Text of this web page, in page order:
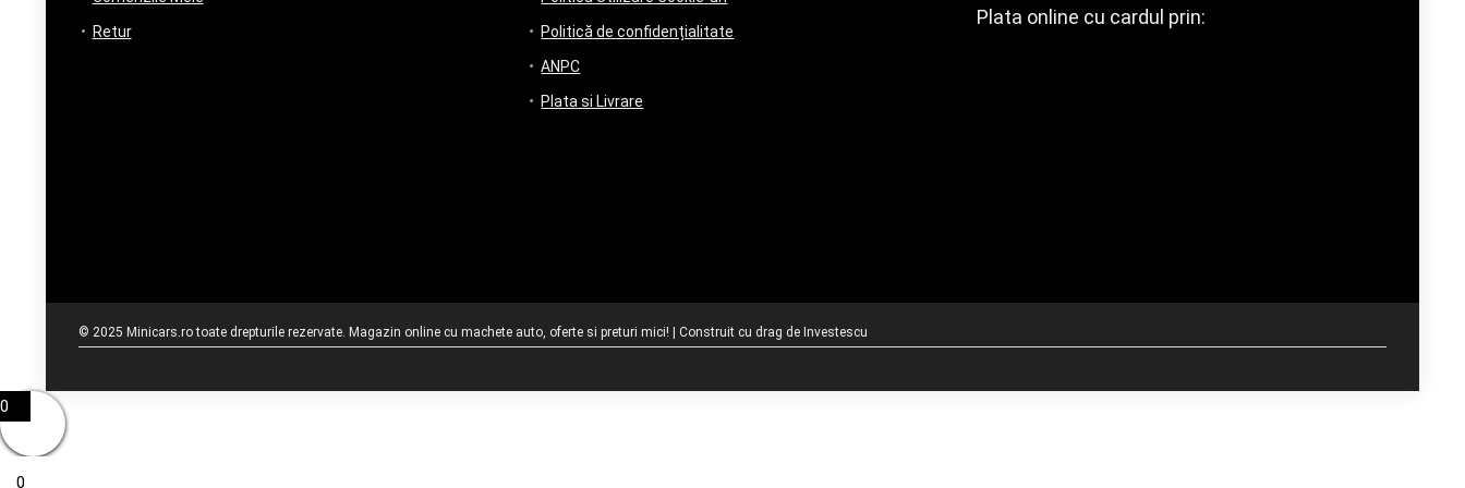
Retur
Politică de confidențialitate
ANPC
Plata si Livrare
Plata online cu cardul prin:
© 2025 Minicars.ro toate drepturile rezervate. Magazin online cu machete auto, oferte si preturi mici! | Construit cu drag de Investescu
0
0